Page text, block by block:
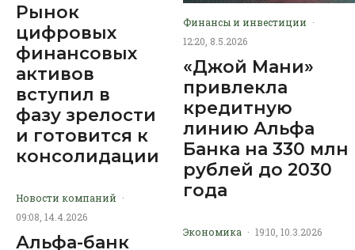
Рынок
цифровых
финансовых
активов
вступил в
фазу зрелости
и готовится к
консолидации
Новости компаний ·
09:08, 14.4.2026
Альфа-банк
Финансы и инвестиции ·
12:20, 8.5.2026
«Джой Мани»
привлекла
кредитную
линию Альфа
Банка на 330 млн
рублей до 2030
года
Экономика · 19:10, 10.3.2026